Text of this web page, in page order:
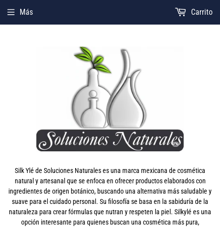
Silk Ylé de Soluciones Naturales es una marca mexicana de cosmética
natural y artesanal que se enfoca en ofrecer productos elaborados con
ingredientes de origen botánico, buscando una alternativa más saludable y
suave para el cuidado personal. Su filosofía se basa en la sabiduría de la
naturaleza para crear fórmulas que nutran y respeten la piel. Silkylé es una
opción interesante para quienes buscan una cosmética más pura,
Más Carrito